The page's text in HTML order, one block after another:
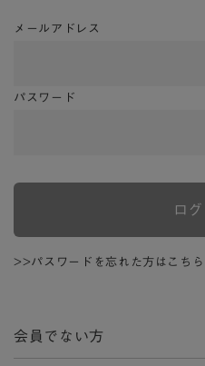
メールアドレス
パスワード
ロ
>>パスワードを忘れた方はこちら
会員でない方